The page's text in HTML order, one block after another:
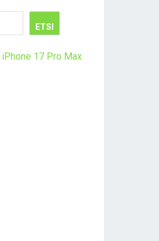
ETSI
17 Pro Max